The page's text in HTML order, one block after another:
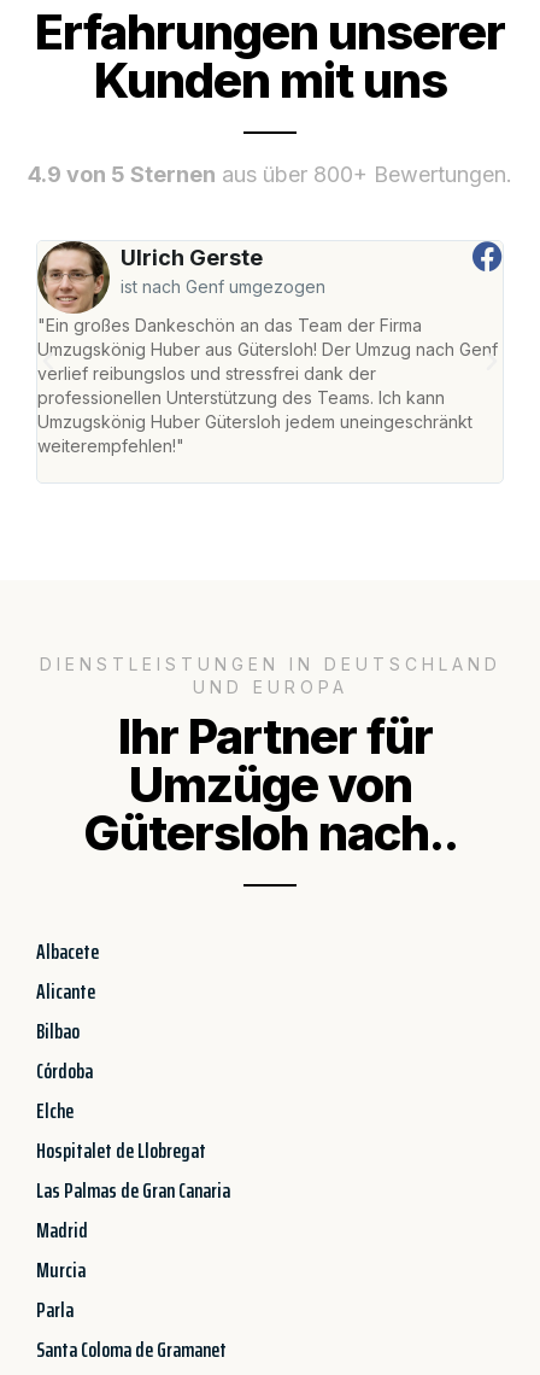
Erfahrungen unserer
Kunden mit uns
4.9 von 5 Sternen aus über 800+ Bewertungen.
Ulrich Gerste
ist nach Genf umgezogen
"Ein großes Dankeschön an das Team der Firma
Umzugskönig Huber aus Gütersloh! Der Umzug nach Genf
verlief reibungslos und stressfrei dank der
professionellen Unterstützung des Teams. Ich kann
Umzugskönig Huber Gütersloh jedem uneingeschränkt
weiterempfehlen!"
DIENSTLEISTUNGEN IN DEUTSCHLAND
UND EUROPA
Ihr Partner für
Umzüge von
Gütersloh nach..
Albacete
Alicante
Bilbao
Córdoba
Elche
Hospitalet de Llobregat
Las Palmas de Gran Canaria
Madrid
Murcia
Parla
Santa Coloma de Gramanet